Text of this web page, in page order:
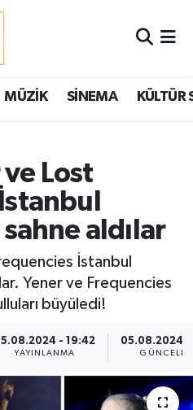
MÜZİK SİNEMA KÜLTÜR
ve Lost
aldılar
İstanbul
Yener ve Frequencies
büyüledi!
- 19:42
YAYINLANMA
05.08.2024 -
ve Fikstür